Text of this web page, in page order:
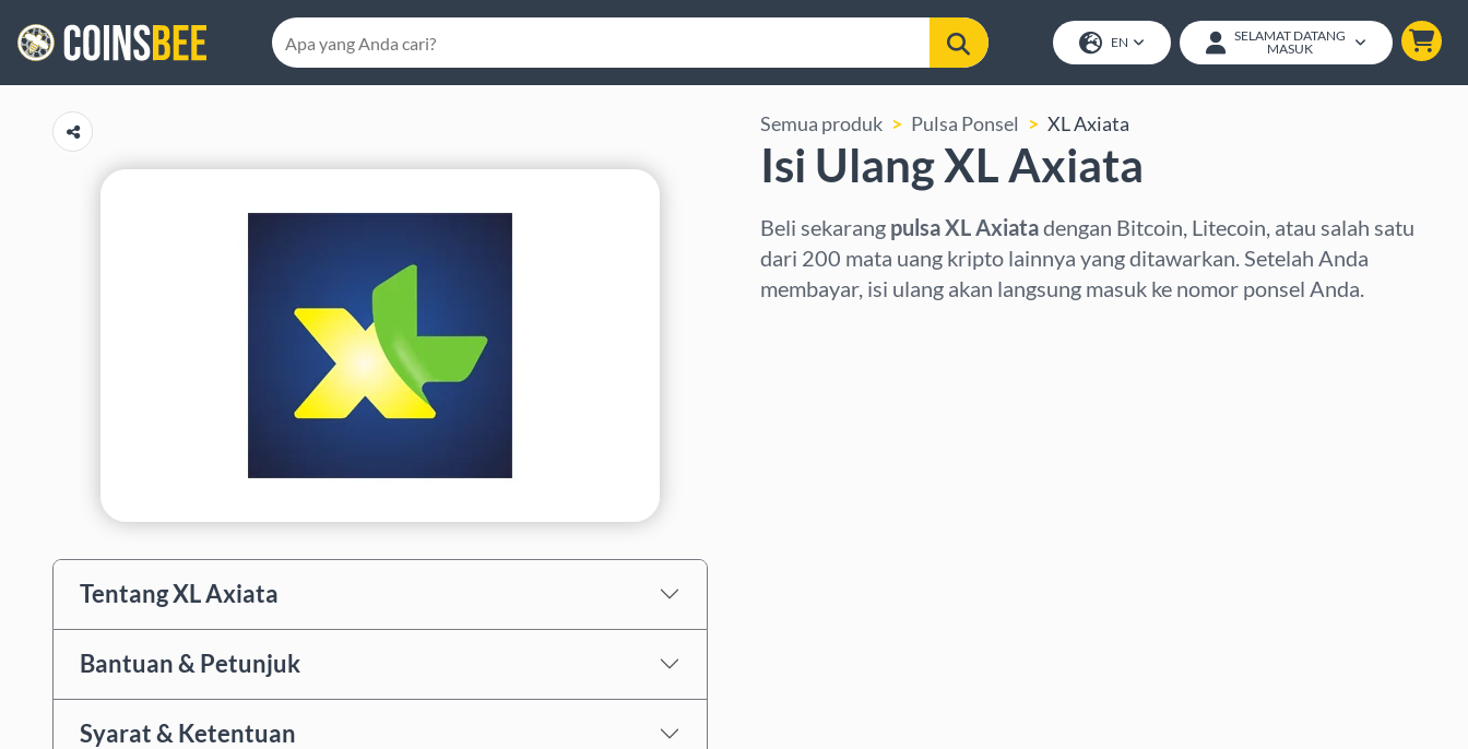
EN
SELAMAT DATANG
MASUK
Tentang XL Axiata
Bantuan & Petunjuk
Syarat & Ketentuan
Semua produk Pulsa Ponsel XL Axiata
Isi Ulang XL Axiata
Beli sekarang pulsa XL Axiatadengan Bitcoin, Litecoin, atau salah satu
dari 200 mata uang kripto lainnya yang ditawarkan. Setelah Anda
membayar, isi ulang akan langsung masuk ke nomor ponsel Anda.